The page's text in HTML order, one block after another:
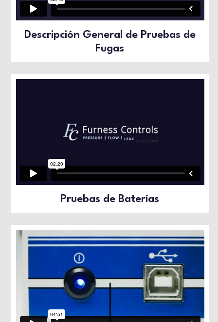
COMPROBADORES DE FLUJO
PRUEBAS DE FUGAS
DANISH
ENGLISH
Descripción General de Pruebas de
Fugas
Pruebas de Baterías